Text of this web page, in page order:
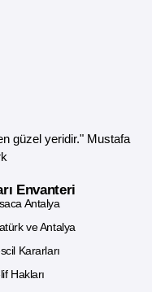
güzel yeridir." Mustafa
Envanteri
Antalya
ve Antalya
Kararları
Hakları